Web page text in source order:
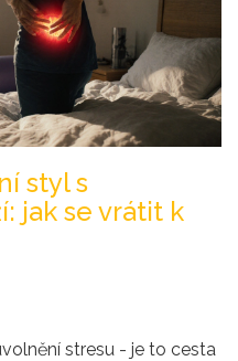
styl s
jak se vrátit k
stresu - je to cesta